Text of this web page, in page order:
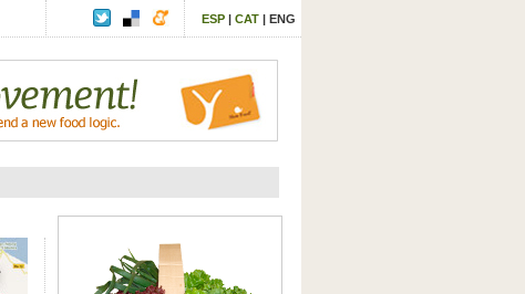
ESP | CAT | ENG